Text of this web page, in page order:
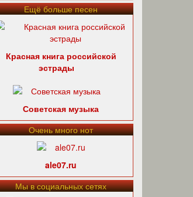
Ещё больше песен
Красная книга российской
эстрады
Советская музыка
Очень много нот
ale07.ru
Мы в социальных сетях